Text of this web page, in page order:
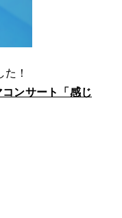
！
コンサート「感じ